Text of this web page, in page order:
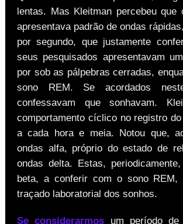
lentas. Mas Kleitman percebeu
apresentava padrão de ondas
por segundo, que justamente
seus pesquisados apresentavam
por sob as pálpebras cerradas,
sono REM. Se acordados
confessavam que sonhavam.
comportamento cíclico no registro
a cada hora e meia. Notou que,
ondas alfa, próprio do estado de
ondas delta. Estas,
beta, a conferir com o sono REM,
traçado laboratorial dos sonhos.
Se considerarmos um período de